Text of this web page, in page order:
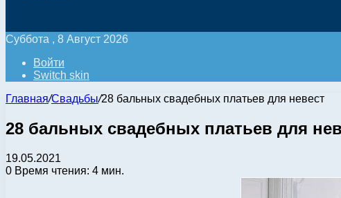
Суббота , 8 Август 2026
Войти
Switch skin
Главная/Свадьбы/28 бальных свадебных платьев для невест
28 бальных свадебных платьев для
19.05.2021
0 Время чтения: 4 мин.